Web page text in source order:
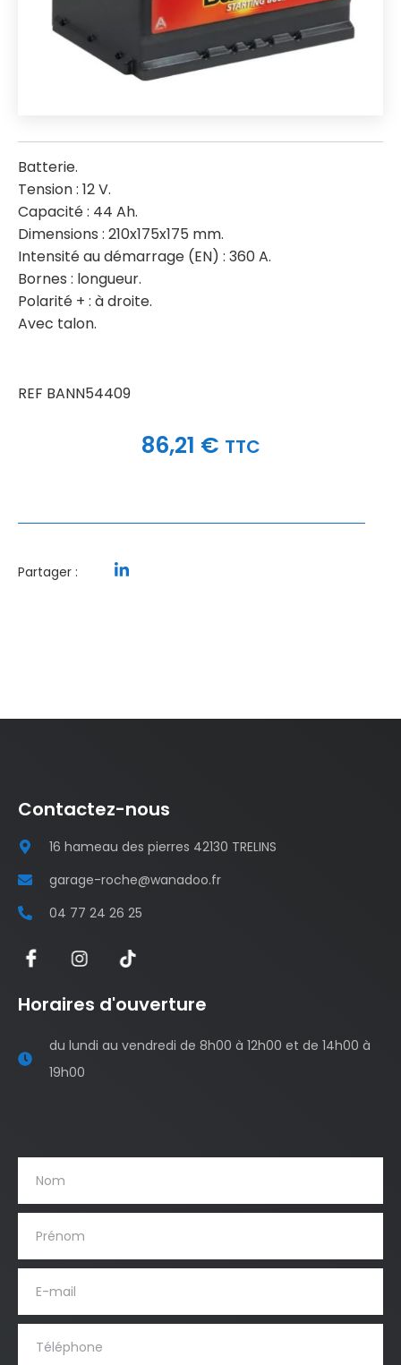
Batterie.
Tension : 12 V.
Capacité : 44 Ah.
Dimensions : 210x175x175 mm.
Intensité au démarrage (EN) : 360 A.
Bornes : longueur.
Polarité + : à droite.
Avec talon.
REF BANN54409
86,21 € TTC
Partager :
Contactez-nous
16 hameau des pierres 42130 TRELINS
garage-roche@wanadoo.fr
04 77 24 26 25
Horaires d'ouverture
du lundi au vendredi de 8h00 à 12h00 et de 14h00 à
19h00